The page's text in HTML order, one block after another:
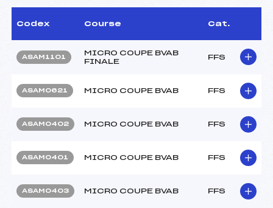
Codex Course Cat.
ASAM1101
MICRO COUPE BVAB
FINALE
FFS
ASAM0621 MICRO COUPE BVAB FFS
ASAM0402 MICRO COUPE BVAB FFS
ASAM0401 MICRO COUPE BVAB FFS
ASAM0403 MICRO COUPE BVAB FFS